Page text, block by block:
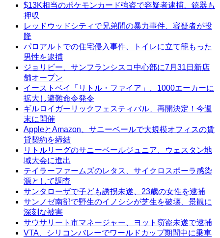
$13K相当のポケモンカード強盗で容疑者逮捕、銃器も
押収
レッドウッドシティで兄弟間の暴力事件、容疑者が投
降
パロアルトでの住宅侵入事件、トイレに立て籠もった
男性を逮捕
ジョリビー、サンフランシスコ中心部に7月31日新店
舗オープン
イーストベイ「リトル・ファイア」、1000エーカーに
拡大し避難命令発令
ギルロイガーリックフェスティバル、再開決定！今週
末に開催
AppleとAmazon、サニーベールで大規模オフィスの賃
貸契約を締結
リトルリーグのサニーベールジュニア、ウェスタン地
域大会に進出
テイラーファームズのレタス、サイクロスポーラ感染
源として調査
サンタローザで子ども誘拐未遂、23歳の女性を逮捕
サンノゼ南部で野生のイノシシが芝生を破壊、景観に
深刻な被害
サウサリート市マネージャー、ヨット窃盗未遂で逮捕
VTA、シリコンバレーでワールドカップ期間中に乗車